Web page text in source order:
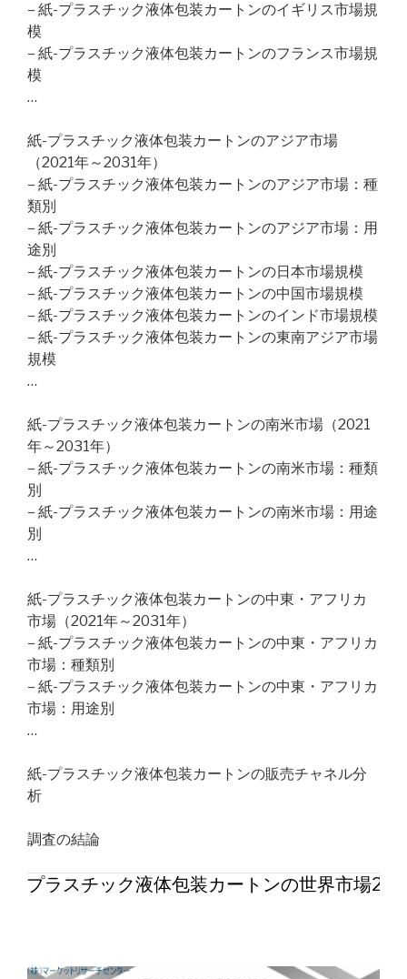
– 紙-プラスチック液体包装カートンのイギリス市場規
模
– 紙-プラスチック液体包装カートンのフランス市場規
模
…
紙-プラスチック液体包装カートンのアジア市場
（2021年～2031年）
– 紙-プラスチック液体包装カートンのアジア市場：種
類別
– 紙-プラスチック液体包装カートンのアジア市場：用
途別
– 紙-プラスチック液体包装カートンの日本市場規模
– 紙-プラスチック液体包装カートンの中国市場規模
– 紙-プラスチック液体包装カートンのインド市場規模
– 紙-プラスチック液体包装カートンの東南アジア市場
規模
…
紙-プラスチック液体包装カートンの南米市場（2021
年～2031年）
– 紙-プラスチック液体包装カートンの南米市場：種類
別
– 紙-プラスチック液体包装カートンの南米市場：用途
別
…
紙-プラスチック液体包装カートンの中東・アフリカ
市場（2021年～2031年）
– 紙-プラスチック液体包装カートンの中東・アフリカ
市場：種類別
– 紙-プラスチック液体包装カートンの中東・アフリカ
市場：用途別
…
紙-プラスチック液体包装カートンの販売チャネル分
析
調査の結論
紙-プラスチック液体包装カートンの世界市場